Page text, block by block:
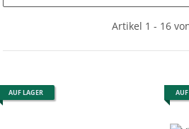
Artikel 1 - 16
AUF LAGER